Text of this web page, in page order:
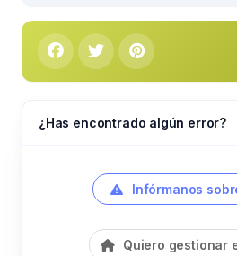
¿Has encontrado algún error?
Infórmanos
Quiero gestionar